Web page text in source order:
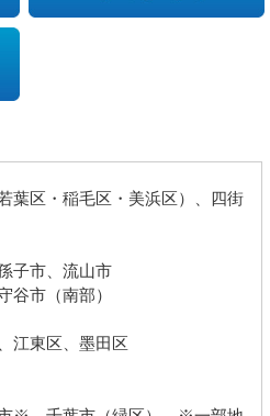
葉区・稲毛区・美浜区）、四街
子市、流山市
市（南部）
江東区、墨田区